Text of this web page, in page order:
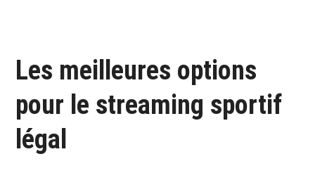
Les meilleures options
pour le streaming sportif
légal